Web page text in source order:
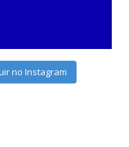
no Instagram